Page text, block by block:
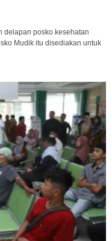
delapan posko kesehatan
Mudik itu disediakan untuk